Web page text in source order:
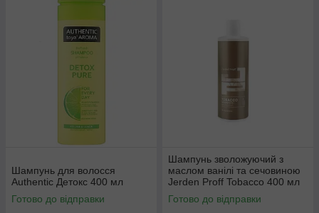
Шампунь для волосся
Authentic Детокс 400 мл
Готово до відправки
Шампунь зволожуючий з
маслом ванілі та сечовиною
Jerden Proff Tobacco 400 мл
Готово до відправки